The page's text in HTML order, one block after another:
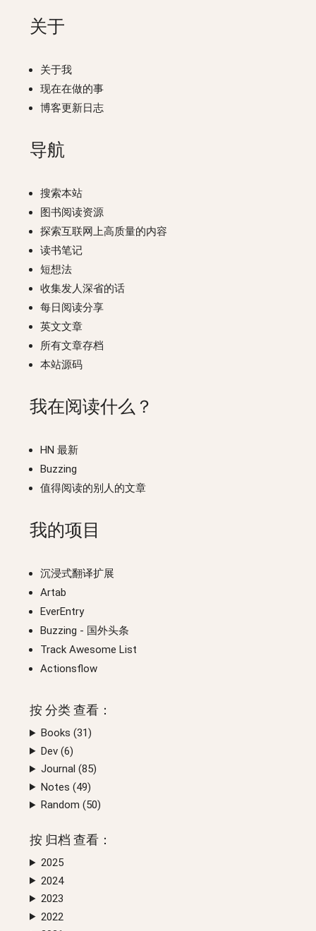
关于
关于我
现在在做的事
博客更新日志
导航
搜索本站
图书阅读资源
探索互联网上高质量的内容
读书笔记
短想法
收集发人深省的话
每日阅读分享
英文文章
所有文章存档
本站源码
我在阅读什么？
HN 最新
Buzzing
值得阅读的别人的文章
我的项目
沉浸式翻译扩展
Artab
EverEntry
Buzzing - 国外头条
Track Awesome List
Actionsflow
按 分类 查看：
Books (31)
Dev (6)
Journal (85)
Notes (49)
Random (50)
按 归档 查看：
2025
2024
2023
2022